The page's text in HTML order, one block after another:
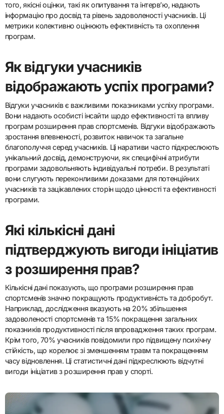
того, якісні оцінки, такі як опитування та інтерв’ю, надають
інформацію про досвід та рівень задоволеності учасників. Ці
метрики колективно оцінюють ефективність та охоплення
програм.
Як відгуки учасників
відображають успіх програми?
Відгуки учасників є важливими показниками успіху програми.
Вони надають особисті інсайти щодо ефективності та впливу
програм розширення прав спортсменів. Відгуки відображають
зростання впевненості, розвиток навичок та загальне
благополуччя серед учасників. Ці наративи часто підкреслюють
унікальний досвід, демонструючи, як специфічні атрибути
програми задовольняють індивідуальні потреби. В результаті
вони слугують переконливими доказами для потенційних
учасників та зацікавлених сторін щодо цінності та ефективності
програми.
Які кількісні дані
підтверджують вигоди ініціатив
з розширення прав?
Кількісні дані показують, що програми розширення прав
спортсменів значно покращують продуктивність та добробут.
Наприклад, дослідження вказують на 20% збільшення
задоволеності спортсменів та 15% покращення загальних
показників продуктивності після впровадження таких програм.
Крім того, 70% учасників повідомили про підвищену психічну
стійкість, що корелює зі зменшенням травм та покращенням
часу відновлення. Ці статистичні дані підкреслюють відчутні
вигоди ініціатив з розширення прав у спорті.